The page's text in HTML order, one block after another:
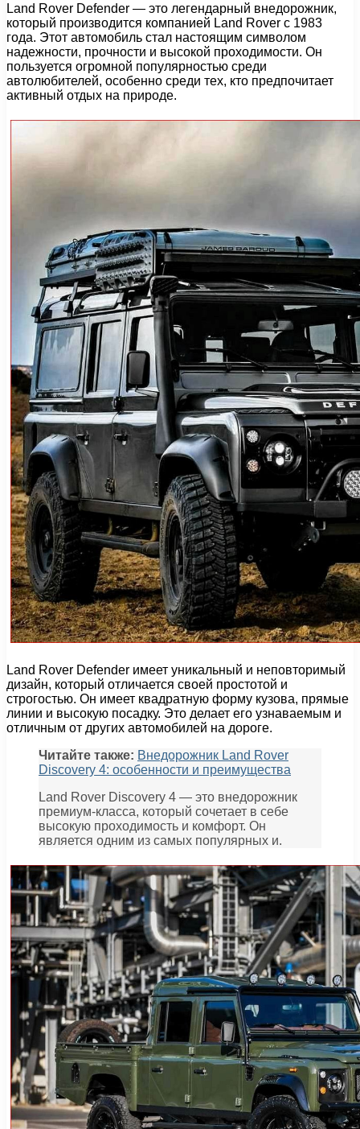
Land Rover Defender — это легендарный внедорожник,
который производится компанией Land Rover с 1983
года. Этот автомобиль стал настоящим символом
надежности, прочности и высокой проходимости. Он
пользуется огромной популярностью среди
автолюбителей, особенно среди тех, кто предпочитает
активный отдых на природе.
Land Rover Defender имеет уникальный и неповторимый
дизайн, который отличается своей простотой и
строгостью. Он имеет квадратную форму кузова, прямые
линии и высокую посадку. Это делает его узнаваемым и
отличным от других автомобилей на дороге.
Читайте также: Внедорожник Land Rover
Discovery 4: особенности и преимущества
Land Rover Discovery 4 — это внедорожник
премиум-класса, который сочетает в себе
высокую проходимость и комфорт. Он
является одним из самых популярных и.